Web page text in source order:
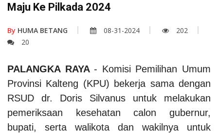
Maju Ke Pilkada 2024
By HUMA BETANG 08-31-2024
202
20
PALANGKA RAYA - Komisi Pemilihan Umum
Provinsi Kalteng (KPU) bekerja sama dengan
RSUD dr. Doris Silvanus untuk melakukan
pemeriksaan kesehatan calon gubernur,
bupati, serta walikota dan wakilnya untuk